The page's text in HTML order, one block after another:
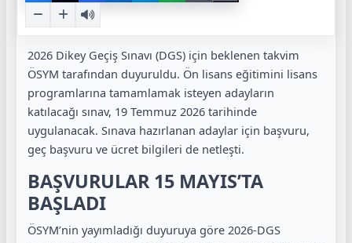
2026 Dikey Geçiş Sınavı (DGS) için beklenen takvim
ÖSYM tarafından duyuruldu. Ön lisans eğitimini lisans
programlarına tamamlamak isteyen adayların
katılacağı sınav, 19 Temmuz 2026 tarihinde
uygulanacak. Sınava hazırlanan adaylar için başvuru,
geç başvuru ve ücret bilgileri de netleşti.
BAŞVURULAR 15 MAYIS’TA
BAŞLADI
ÖSYM’nin yayımladığı duyuruya göre 2026-DGS